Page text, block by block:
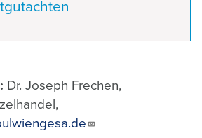
Dr. Joseph Frechen,